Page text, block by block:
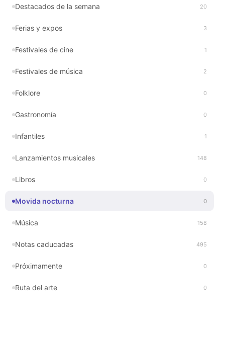
Destacados de la semana 20
Ferias y expos 3
Festivales de cine 1
Festivales de música 2
Folklore 0
Gastronomía 0
Infantiles 1
Lanzamientos musicales 148
Libros 0
Movida nocturna 0
Música 158
Notas caducadas 495
Próximamente 0
Ruta del arte 0